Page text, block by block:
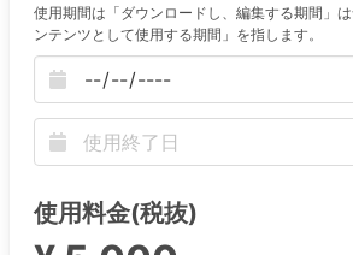
使用期間は「ダウンロードし、編集する期間」
ンテンツとして使用する期間」を指します。
使用料金(税抜)